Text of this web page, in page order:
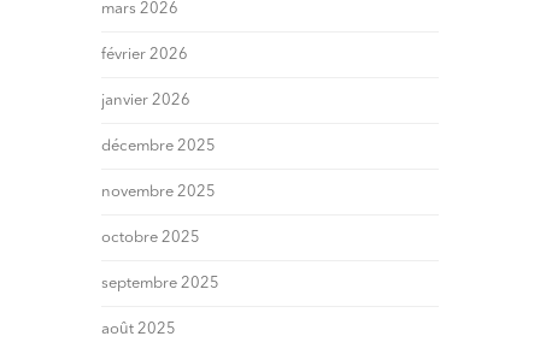
mars 2026
février 2026
janvier 2026
décembre 2025
novembre 2025
octobre 2025
septembre 2025
août 2025